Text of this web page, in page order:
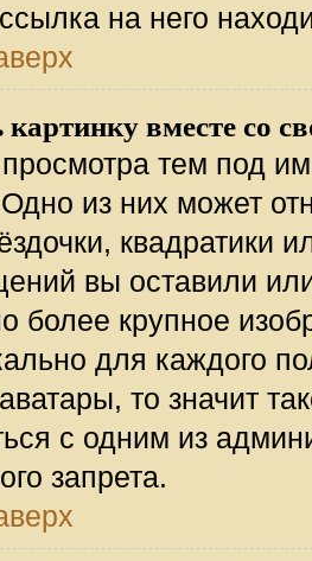
на него
вместе со
тем под
из них может
квадратики
вы оставили
более крупное
для каждого
то значит
с одним из
запрета.